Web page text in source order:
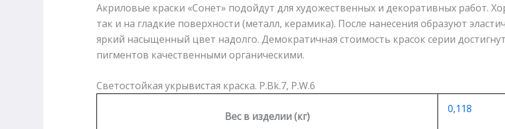
Акриловые краски «Сонет» подойдут для художественных и декоративных работ.
так и на гладкие поверхности (металл, керамика). После нанесения образуют
яркий насыщенный цвет надолго. Демократичная стоимость красок серии
пигментов качественными органическими.
Светостойкая укрывистая краска. P.Bk.7, P.W.6
Вес в изделии (кг)
0,118